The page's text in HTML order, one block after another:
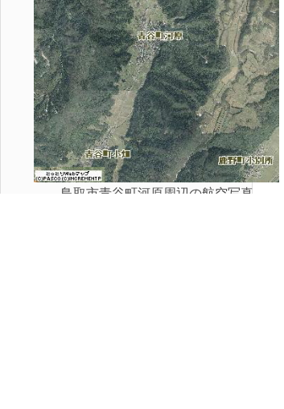
鳥取市青谷町河原周辺の航空写真